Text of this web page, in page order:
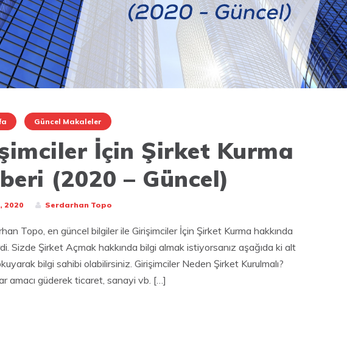
Güncel Makaleler
İçin Şirket Kurma
(2020 – Güncel)
2020 Serdarhan Topo
Topo, en güncel bilgiler ile Girişimciler İçin Şirket Kurma hakkında
Sizde Şirket Açmak hakkında bilgi almak istiyorsanız aşağıda ki alt
bilgi sahibi olabilirsiniz. Girişimciler Neden Şirket Kurulmalı?
amacı güderek ticaret, sanayi vb. […]